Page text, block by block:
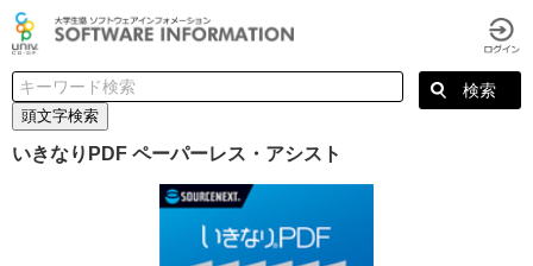
頭文字検索
いきなりPDF ペーパーレス・アシスト